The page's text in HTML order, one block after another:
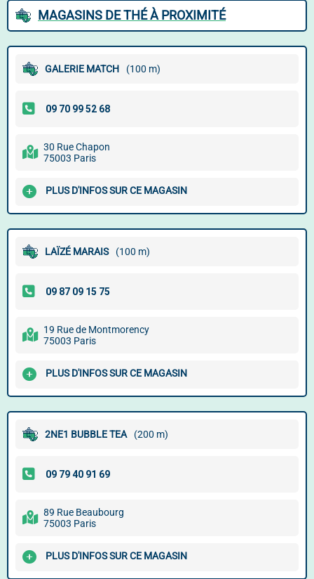
MAGASINS DE THÉ À PROXIMITÉ
GALERIE MATCH (100 m)
30 Rue Chapon
75003 Paris
PLUS D'INFOS SUR CE MAGASIN
LAÏZÉ MARAIS (100 m)
19 Rue de Montmorency
75003 Paris
PLUS D'INFOS SUR CE MAGASIN
2NE1 BUBBLE TEA (200 m)
89 Rue Beaubourg
75003 Paris
PLUS D'INFOS SUR CE MAGASIN